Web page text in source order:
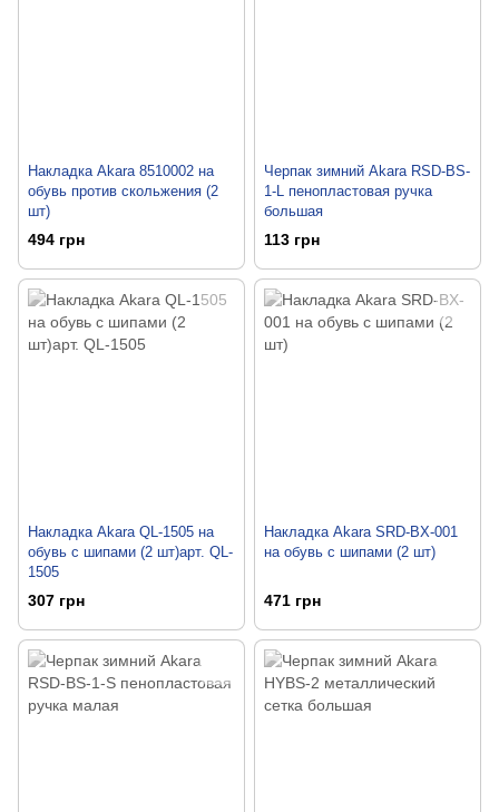
Накладка Akara 8510002 на
обувь против скольжения (2
шт)
494 грн
Черпак зимний Akara RSD-BS-
1-L пенопластовая ручка
большая
113 грн
Накладка Akara QL-1505 на
обувь с шипами (2 шт)арт. QL-
1505
307 грн
Накладка Akara SRD-BX-001
на обувь с шипами (2 шт)
471 грн